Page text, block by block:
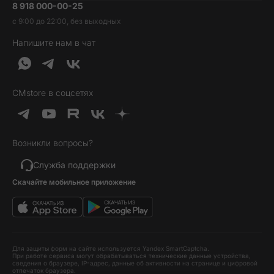
Наушники и колонки
Гаджеты
Услуги и софт
Идеи подарков
Товары дня
Выгодные комплекты
Хиты продаж
Уценка
Трейд-ин
Гарантия и возврат
Доставка и оплата
Кредит и рассрочка
Вакансии
Контакты
Обратная связь
О нас
8 918 000-00-25
с 9:00 до 22:00, без выходных
Напишите нам в чат
CMstore в соцсетях
Возникли вопросы?
Служба поддержки
Скачайте мобильное приложение
Для защиты форм на сайте используется Yandex SmartCaptcha.
При работе сервиса могут обрабатываться технические данные устройства,
сведения о браузере, IP-адрес, данные об активности на странице и цифровой
отпечаток браузера.